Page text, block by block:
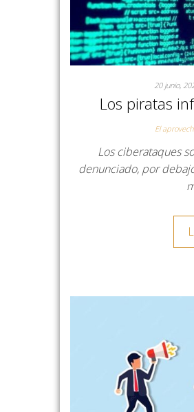
20 junio,
Los piratas
El
Los ciberataques
denunciado, por